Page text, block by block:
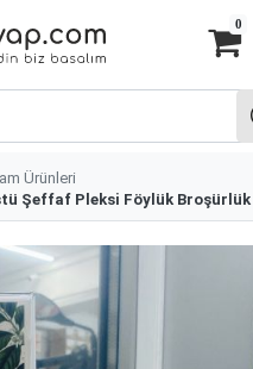
0
Ürünleri
Şeffaf Pleksi Föylük Broşürlük